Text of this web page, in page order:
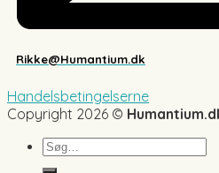
Rikke@Humantium.dk
Handelsbetingelserne
Copyright 2026 ©
Søg